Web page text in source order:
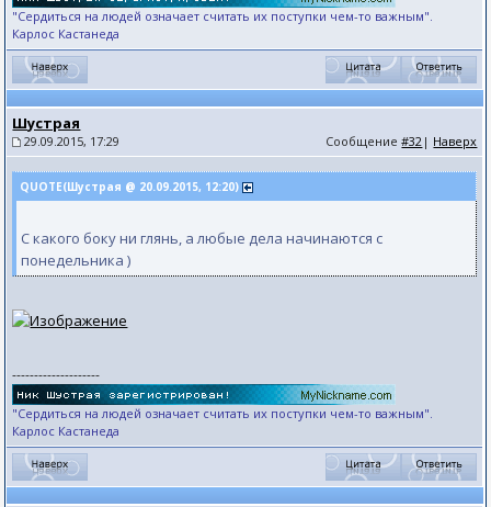
"Сердиться на людей означает считать их поступки чем-то важным".
Карлос Кастанеда
Шустрая
29.09.2015, 17:29 Сообщение#32 | Наверх
QUOTE(Шустрая @ 20.09.2015, 12:20)
С какого боку ни глянь, а любые дела начинаются с
понедельника )
--------------------
"Сердиться на людей означает считать их поступки чем-то важным".
Карлос Кастанеда